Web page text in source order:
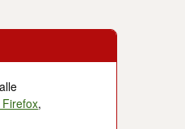
,